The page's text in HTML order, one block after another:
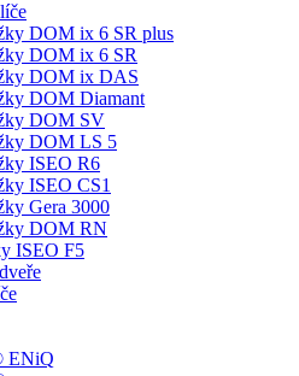
DOM ix 6 SR plus
DOM ix 6 SR
DOM ix DAS
DOM Diamant
DOM SV
DOM LS 5
ISEO R6
ISEO CS1
Gera 3000
DOM RN
ISEO F5
ENiQ